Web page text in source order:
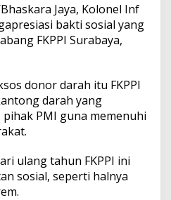
Jaya, Kolonel Inf
bakti sosial yang
FKPPI Surabaya,
donor darah itu FKPPI
darah yang
PMI guna memenuhi
ulang tahun FKPPI ini
sosial, seperti halnya